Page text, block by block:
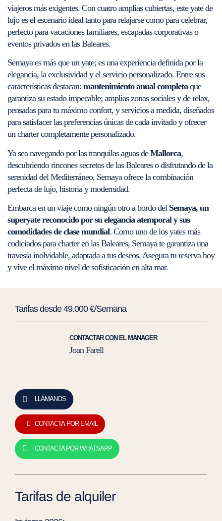
viajeros más exigentes. Con cuatro amplias cubiertas, este yate de
lujo es el escenario ideal tanto para relajarse como para celebrar,
perfecto para vacaciones familiares, escapadas corporativas o
eventos privados en las Baleares.
Semaya es más que un yate; es una experiencia definida por la
elegancia, la exclusividad y el servicio personalizado. Entre sus
características destacan: mantenimiento anual completoque
garantiza su estado impecable; amplias zonas sociales y de relax,
pensadas para tu máximo confort, y servicios a medida, diseñados
para satisfacer las preferencias únicas de cada invitado y ofrecer
un charter completamente personalizado.
Ya sea navegando por las tranquilas aguas deMallorca,
descubriendo rincones secretos de las Baleares o disfrutando de la
serenidad del Mediterráneo, Semaya ofrece la combinación
perfecta de lujo, historia y modernidad.
Embarca en un viaje como ningún otro a bordo del Semaya, un
superyate reconocido por su elegancia atemporal y sus
comodidades de clase mundial. Como uno de los yates más
codiciados para charter en las Baleares, Semaya te garantiza una
travesía inolvidable, adaptada a tus deseos. Asegura tu reserva hoy
y vive el máximo nivel de sofisticación en alta mar.
Tarifas desde 49.000 €/Semana
CONTACTAR CON EL MANAGER
Joan Farell
LLÁMANOS
CONTACTA POR EMAIL
CONTACTA POR WHATSAPP
Tarifas de alquiler